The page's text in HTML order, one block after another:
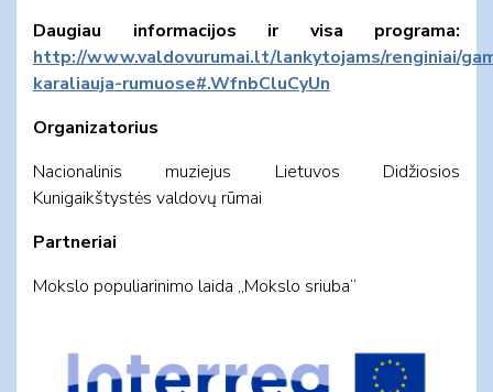
Daugiau informacijos ir visa programa:
http://www.valdovurumai.lt/lankytojams/renginiai/
karaliauja-rumuose#.WfnbCluCyUn
Organizatorius
Nacionalinis muziejus Lietuvos Didžiosios
Kunigaikštystės valdovų rūmai
Partneriai
Mokslo populiarinimo laida „Mokslo sriuba“